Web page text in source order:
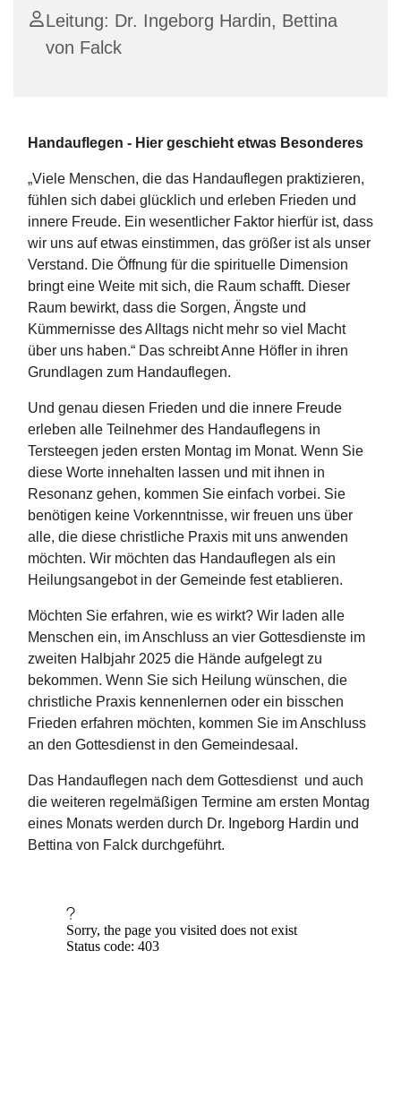
Leitung: Dr. Ingeborg Hardin, Bettina
von Falck
Handauflegen - Hier geschieht etwas Besonderes
„Viele Menschen, die das Handauflegen praktizieren,
fühlen sich dabei glücklich und erleben Frieden und
innere Freude. Ein wesentlicher Faktor hierfür ist, dass
wir uns auf etwas einstimmen, das größer ist als unser
Verstand. Die Öffnung für die spirituelle Dimension
bringt eine Weite mit sich, die Raum schafft. Dieser
Raum bewirkt, dass die Sorgen, Ängste und
Kümmernisse des Alltags nicht mehr so viel Macht
über uns haben.“ Das schreibt Anne Höfler in ihren
Grundlagen zum Handauflegen.
Und genau diesen Frieden und die innere Freude
erleben alle Teilnehmer des Handauflegens in
Tersteegen jeden ersten Montag im Monat. Wenn Sie
diese Worte innehalten lassen und mit ihnen in
Resonanz gehen, kommen Sie einfach vorbei. Sie
benötigen keine Vorkenntnisse, wir freuen uns über
alle, die diese christliche Praxis mit uns anwenden
möchten. Wir möchten das Handauflegen als ein
Heilungsangebot in der Gemeinde fest etablieren.
Möchten Sie erfahren, wie es wirkt? Wir laden alle
Menschen ein, im Anschluss an vier Gottesdienste im
zweiten Halbjahr 2025 die Hände aufgelegt zu
bekommen. Wenn Sie sich Heilung wünschen, die
christliche Praxis kennenlernen oder ein bisschen
Frieden erfahren möchten, kommen Sie im Anschluss
an den Gottesdienst in den Gemeindesaal.
Das Handauflegen nach dem Gottesdienst und auch
die weiteren regelmäßigen Termine am ersten Montag
eines Monats werden durch Dr. Ingeborg Hardin und
Bettina von Falck durchgeführt.